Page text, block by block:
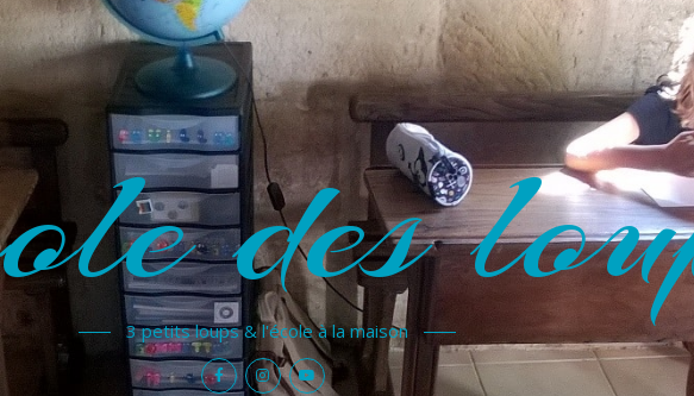
des
3 petits loups & l'école à la maison